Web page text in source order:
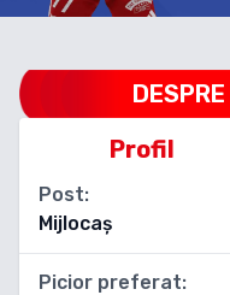
DESPRE
Profil
Post:
Mijlocaș
Picior preferat: